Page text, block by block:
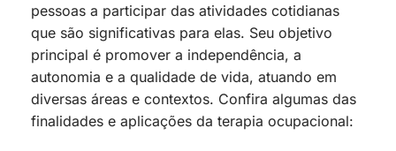
pessoas a participar das atividades cotidianas
que são significativas para elas. Seu objetivo
principal é promover a independência, a
autonomia e a qualidade de vida, atuando em
diversas áreas e contextos. Confira algumas das
finalidades e aplicações da terapia ocupacional: